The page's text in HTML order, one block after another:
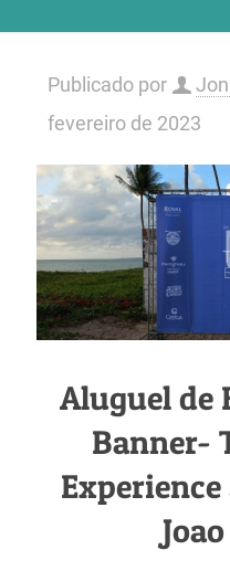
Publicado por
fevereiro de 2023
Aluguel de
Banner-
Experience